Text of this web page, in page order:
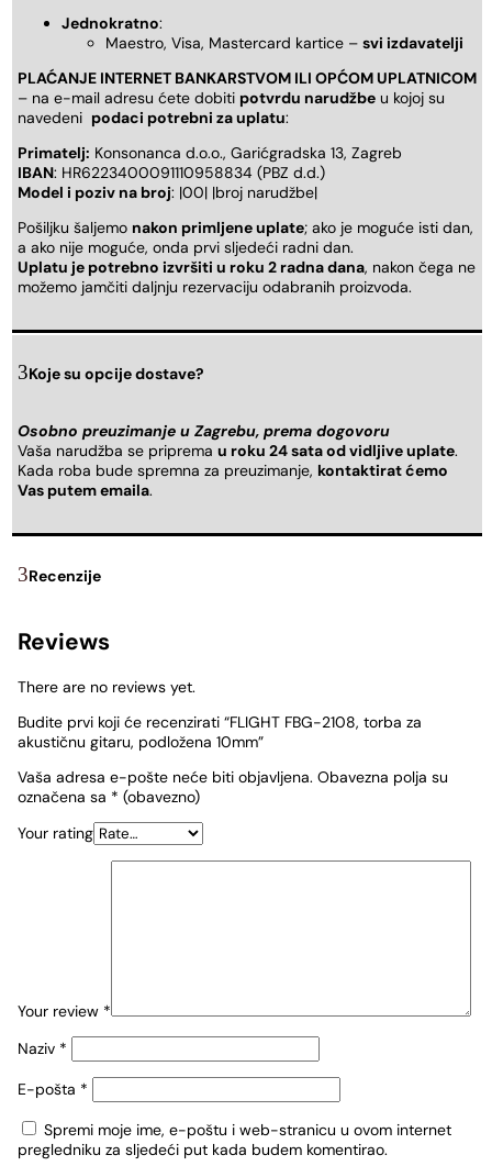
Jednokratno:
Maestro, Visa, Mastercard kartice – svi izdavatelji
PLAĆANJE INTERNET BANKARSTVOM ILI OPĆOM UPLATNICOM
– na e-mail adresu ćete dobiti potvrdu narudžbe u kojoj su
navedeni podaci potrebni za uplatu:
Primatelj: Konsonanca d.o.o., Garićgradska 13, Zagreb
IBAN: HR6223400091110958834 (PBZ d.d.)
Model i poziv na broj: |00| |broj narudžbe|
Pošiljku šaljemo nakon primljene uplate; ako je moguće isti dan,
a ako nije moguće, onda prvi sljedeći radni dan.
Uplatu je potrebno izvršiti u roku 2 radna dana, nakon čega ne
možemo jamčiti daljnju rezervaciju odabranih proizvoda.
Koje su opcije dostave?
Osobno preuzimanje u Zagrebu, prema dogovoru
Vaša narudžba se priprema u roku 24 sata od vidljive uplate.
Kada roba bude spremna za preuzimanje, kontaktirat ćemo
Vas putem emaila.
Recenzije
Reviews
There are no reviews yet.
Budite prvi koji će recenzirati “FLIGHT FBG-2108, torba za
akustičnu gitaru, podložena 10mm”
Vaša adresa e-pošte neće biti objavljena. Obavezna polja su
označena sa * (obavezno)
Your rating
Your review *
Naziv *
E-pošta *
Spremi moje ime, e-poštu i web-stranicu u ovom internet
pregledniku za sljedeći put kada budem komentirao.